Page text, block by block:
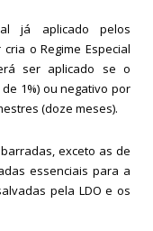
já aplicado pelos
o Regime Especial
ser aplicado se o
1%) ou negativo por
(doze meses).
exceto as de
essenciais para a
pela LDO e os